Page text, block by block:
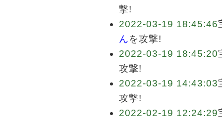
撃!
2022-03-19 18:45:46
んを攻撃!
2022-03-19 18:45:20
攻撃!
2022-03-19 14:43:03
攻撃!
2022-02-19 12:24:29